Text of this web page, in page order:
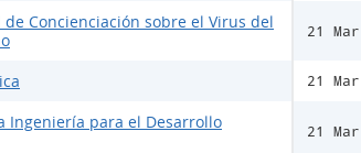
Concienciación sobre el Virus del
Ingeniería para el Desarrollo
21 Mar
21 Mar
21 Mar